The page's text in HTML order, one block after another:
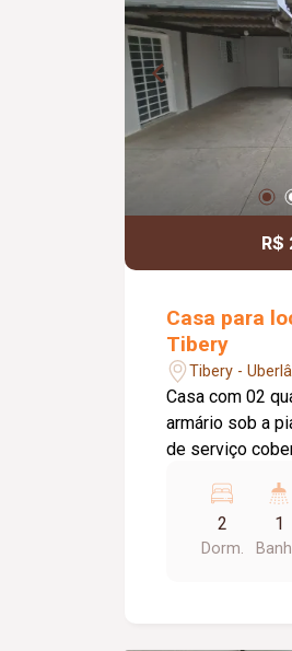
R$
Casa para
Tibery
Tibery -
Casa com 02
armário sob a
de serviço
2
Dorm.
1